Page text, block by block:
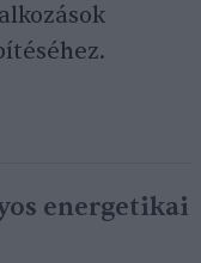
energetikai